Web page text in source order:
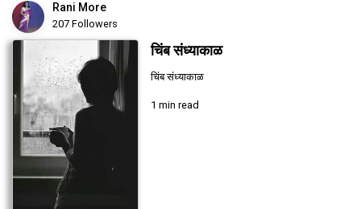
Rani More
207 Followers
चिंब संध्याकाळ
चिंब संध्याकाळ
1 min read